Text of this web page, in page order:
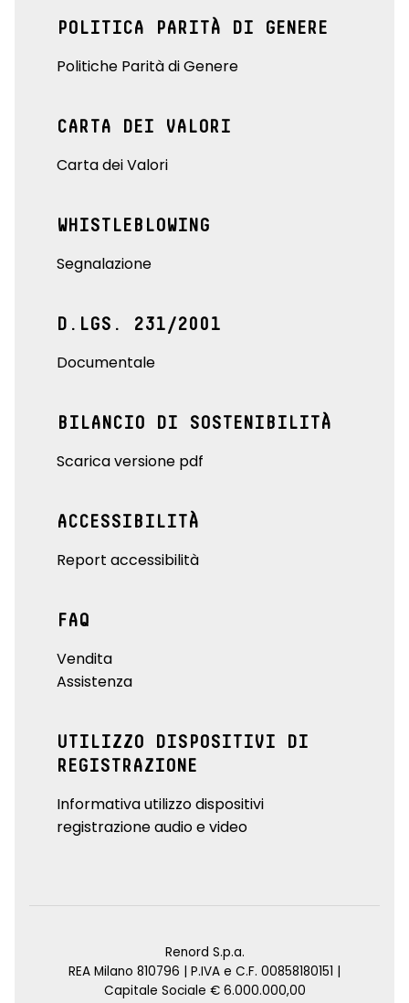
POLITICA PARITÀ DI GENERE
Politiche Parità di Genere
CARTA DEI VALORI
Carta dei Valori
WHISTLEBLOWING
Segnalazione
D.LGS. 231/2001
Documentale
BILANCIO DI SOSTENIBILITÀ
Scarica versione pdf
ACCESSIBILITÀ
Report accessibilità
FAQ
Vendita
Assistenza
UTILIZZO DISPOSITIVI DI
REGISTRAZIONE
Informativa utilizzo dispositivi
registrazione audio e video
Renord S.p.a.
REA Milano 810796 | P.IVA e C.F. 00858180151 |
Capitale Sociale € 6.000.000,00